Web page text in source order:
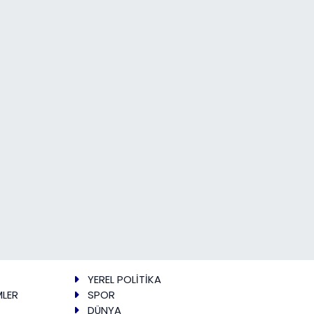
YEREL POLİTİKA
SPOR
DÜNYA